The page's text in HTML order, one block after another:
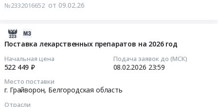
Сельское хозяйство
Отходы и лом
Услуги ЖКХ
Социальные услуги
№2332016652 от 09.02.26
Поставка лекарственных препаратов на 2026 год
Начальная цена
522 449 ₽
Подача заявок до (МСК)
08.02.2026 23:59
Место поставки
г. Грайворон, Белгородская область
Отрасли